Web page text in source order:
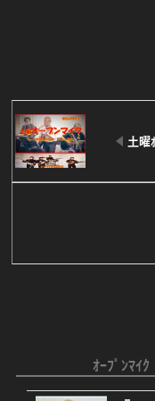
土曜
ｵｰﾌﾟﾝﾏｲ